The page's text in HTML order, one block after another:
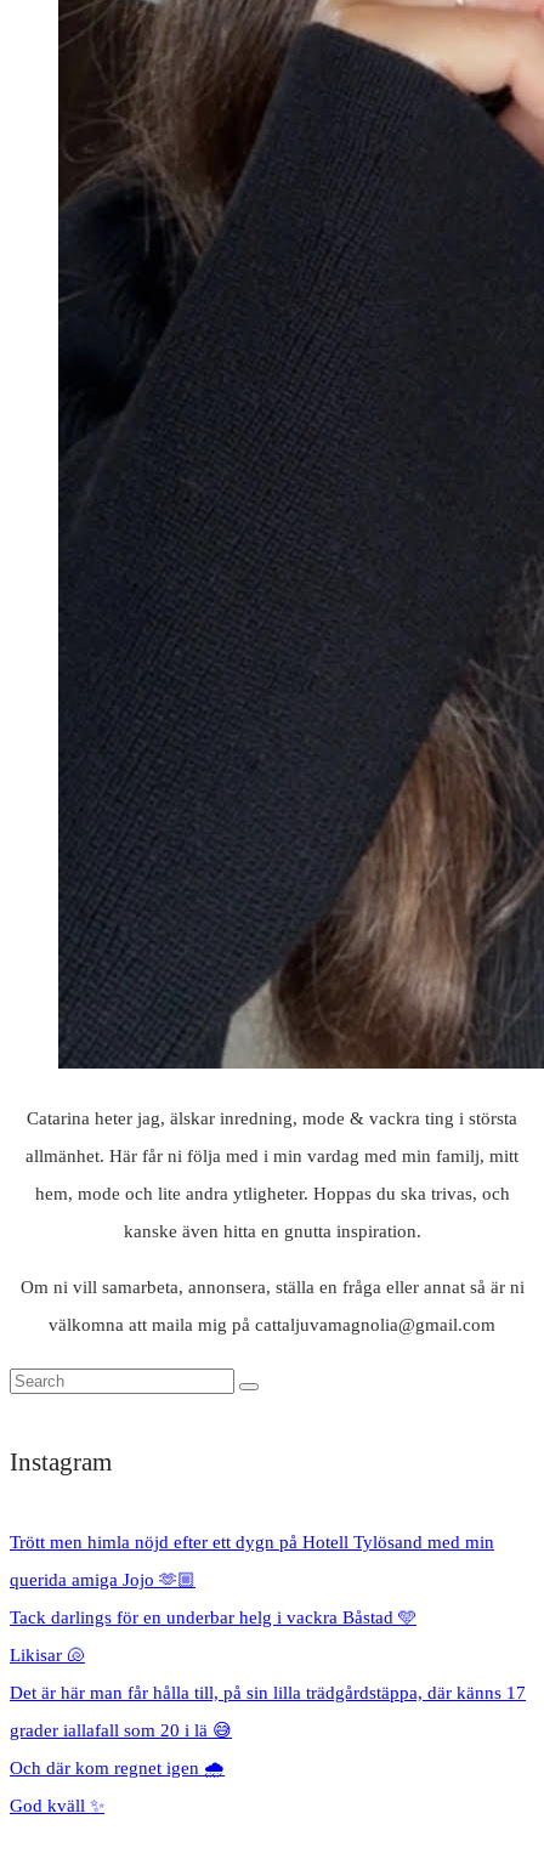
Catarina heter jag, älskar inredning, mode & vackra ting i största
allmänhet. Här får ni följa med i min vardag med min familj, mitt
hem, mode och lite andra ytligheter. Hoppas du ska trivas, och
kanske även hitta en gnutta inspiration.
Om ni vill samarbeta, annonsera, ställa en fråga eller annat så är ni
välkomna att maila mig på cattaljuvamagnolia@gmail.com
Instagram
Trött men himla nöjd efter ett dygn på Hotell Tylösand med min
querida amiga Jojo 🫶🏼
Tack darlings för en underbar helg i vackra Båstad 🩵
Likisar 🐚
Det är här man får hålla till, på sin lilla trädgårdstäppa, där känns 17
grader iallafall som 20 i lä 😅
Och där kom regnet igen 🌧️
God kväll ✨